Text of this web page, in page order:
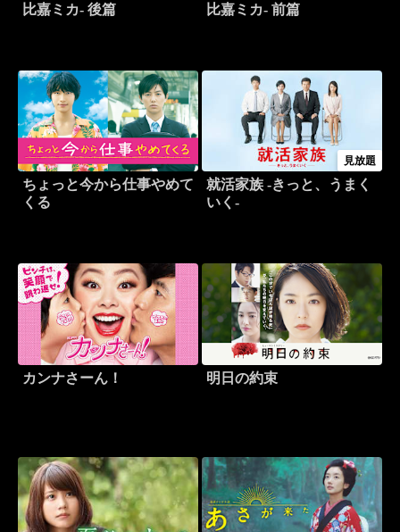
比嘉ミカ- 後篇
比嘉ミカ- 前篇
ちょっと今から仕事やめて
くる
見放題
就活家族 -きっと、うまく
いく-
カンナさーん！ 明日の約束